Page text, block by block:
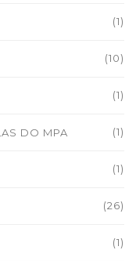
(1)
(10)
(1)
DO MPA (1)
(1)
(26)
(1)